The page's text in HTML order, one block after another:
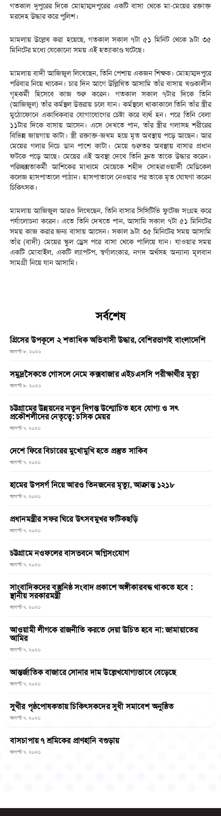
গতকাল দুপুরের দিকে মোহাম্মদপুরের একটি বাসা থেকে মা-মেয়ের রক্তাক্ত
মরদেহ উদ্ধার করে পুলিশ।
মামলায় উল্লেখ করা হয়েছে, গতকাল সকাল ৭টা ৫১ মিনিট থেকে ৯টা ৩৫
মিনিটের মধ্যে যেকোনো সময় এই হত্যাকাণ্ড ঘটেছে।
মামলায় বাদী আজিজুল লিখেছেন, তিনি পেশায় একজন শিক্ষক। মোহাম্মদপুরে
পরিবার নিয়ে থাকেন। চার দিন আগে উল্লিখিত আসামি তাঁর বাসায় খণ্ডকালীন
গৃহকর্মী হিসেবে কাজ শুরু করেন। গতকাল সকাল ৭টার দিকে তিনি
(আজিজুল) তাঁর কর্মস্থল উত্তরায় চলে যান। কর্মস্থলে থাকাকালে তিনি তাঁর স্ত্রীর
মুঠোফোনে একাধিকবার যোগাযোগের চেষ্টা করে ব্যর্থ হন। পরে তিনি বেলা
১১টার দিকে বাসায় আসেন। এসে দেখতে পান, তাঁর স্ত্রীর গলাসহ শরীরের
বিভিন্ন জায়গায় কাটা। স্ত্রী রক্তাক্ত-জখম হয়ে মৃত অবস্থায় পড়ে আছেন। আর
মেয়ের গলার নিচে ডান পাশে কাটা। মেয়ে গুরুতর অবস্থায় বাসার প্রধান
ফটকে পড়ে আছে। মেয়ের এই অবস্থা দেখে তিনি দ্রুত তাকে উদ্ধার করেন।
পরিচ্ছন্নতাকর্মী আশিকের মাধ্যমে মেয়েকে শহীদ সোহরাওয়ার্দী মেডিকেল
কলেজ হাসপাতালে পাঠান। হাসপাতালে নেওয়ার পর তাকে মৃত ঘোষণা করেন
চিকিৎসক।
মামলায় আজিজুল আরও লিখেছেন, তিনি বাসার সিসিটিভি ফুটেজ সংগ্রহ করে
পর্যালোচনা করেন। এতে তিনি দেখতে পান, আসামি সকাল ৭টা ৫১ মিনিটের
সময় কাজ করার জন্য বাসায় আসেন। সকাল ৯টা ৩৫ মিনিটের সময় আসামি
তাঁর (বাদী) মেয়ের স্কুল ড্রেস পরে বাসা থেকে পালিয়ে যান। যাওয়ার সময়
একটি মোবাইল, একটি ল্যাপটপ, স্বর্ণালংকার, নগদ অর্থসহ অন্যান্য মূলবান
সামগ্রী নিয়ে যান আসামি।
সর্বশেষ
গ্রিসের উপকূলে ২ শতাধিক অভিবাসী উদ্ধার, বেশিরভাগই বাংলাদেশি
আগস্ট ৮, ২০২৬
সমুদ্রসৈকতে গোসলে নেমে কক্সবাজার এইচএসসি পরীক্ষার্থীর মৃত্যু
আগস্ট ৮, ২০২৬
চট্টগ্রামের উন্নয়নের নতুন দিগন্ত উন্মোচিত হবে যোগ্য ও সৎ
প্রকৌশলীদের নেতৃত্বে: চসিক মেয়র
আগস্ট ৭, ২০২৬
দেশে ফিরে বিচারের মুখোমুখি হতে প্রস্তুত সাকিব
আগস্ট ৭, ২০২৬
হামের উপসর্গ নিয়ে আরও তিনজনের মৃত্যু, আক্রান্ত ১২১৮
আগস্ট ৭, ২০২৬
প্রধানমন্ত্রীর সফর ঘিরে উৎসবমুখর ফটিকছড়ি
আগস্ট ৭, ২০২৬
চট্টগ্রামে নওফলের বাসভবনে অগ্নিসংযোগ
আগস্ট ৭, ২০২৬
সাংবাদিকদের বস্তুনিষ্ঠ সংবাদ প্রকাশে অঙ্গীকারবদ্ধ থাকতে হবে :
স্থানীয় সরকারমন্ত্রী
আগস্ট ৭, ২০২৬
আওয়ামী লীগকে রাজনীতি করতে দেয়া উচিত হবে না: জামায়াতের
আমির
আগস্ট ৭, ২০২৬
আন্তর্জাতিক বাজারে সোনার দাম উল্লেখযোগ্যভাবে বেড়েছে
আগস্ট ৭, ২০২৬
সুখীর পৃষ্ঠপোষকতায় চিকিৎসকদের সুধী সমাবেশ অনুষ্ঠিত
আগস্ট ৭, ২০২৬
বাসচাপায় ৭ শ্রমিকের প্রাণহানি বগুড়ায়
আগস্ট ৭, ২০২৬